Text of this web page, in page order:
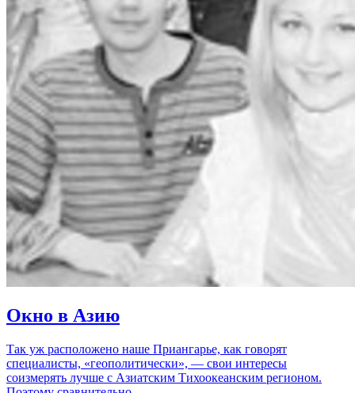
Окно в Азию
Так уж расположено наше Приангарье, как говорят
специалисты, «геополитически», — свои интересы
соизмерять лучше с Азиатским Тихоокеанским регионом.